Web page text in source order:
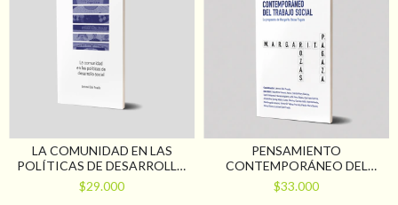
LA COMUNIDAD EN LAS
POLÍTICAS DE DESARROLLO
SOCIAL
$29.000
PENSAMIENTO
CONTEMPORÁNEO DEL
TRABAJO SOCIAL. LA
PROPUESTA DE MARGARITA
$33.000